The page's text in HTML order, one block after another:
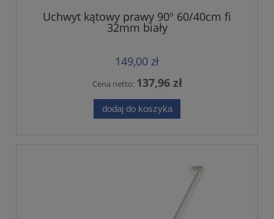
Uchwyt kątowy prawy 90º 60/40cm fi
32mm biały
149,00 zł
Cena netto: 137,96 zł
dodaj do koszyka